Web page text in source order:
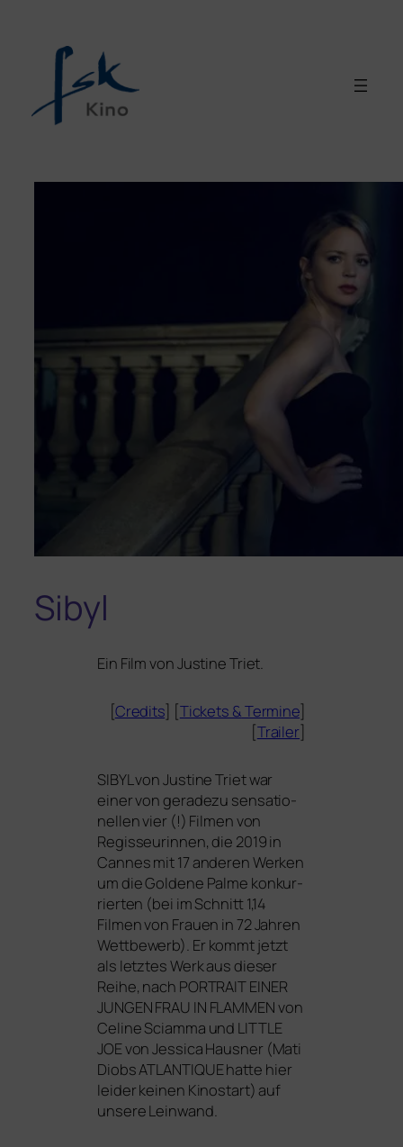
Sibyl
Ein Film von Justine Triet.
[Credits] [Tickets &Termine]
[Trailer]
SIBYLvon Justine Triet war
einer von gera­de­zu sen­sa­tio­
nel­len vier (!) Filmen von
Regisseurinnen, die 2019 in
Cannes mit 17 ande­ren Werken
um die Goldene Palme kon­kur­
rier­ten (bei im Schnitt 1,14
Filmen von Frauen in 72 Jahren
Wettbewerb). Er kommt jetzt
als letz­tes Werk aus die­ser
Reihe, nach PORTRAITEINER
JUNGENFRAU IN FLAMMENvon
Celine Sciamma und LITTLE
JOEvon Jessica Hausner (Mati
DiobsATLANTIQUEhat­te hier
lei­der kei­nen Kinostart) auf
unse­re Leinwand.